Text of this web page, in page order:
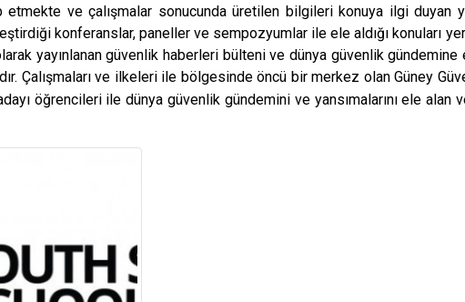
ve çalışmalar sonucunda üretilen bilgileri konuya ilgi duyan
konferanslar, paneller ve sempozyumlar ile ele aldığı konuları
yayınlanan güvenlik haberleri bülteni ve dünya güvenlik
Çalışmaları ve ilkeleri ile bölgesinde öncü bir merkez olan Güney
öğrencileri ile dünya güvenlik gündemini ve yansımalarını ele